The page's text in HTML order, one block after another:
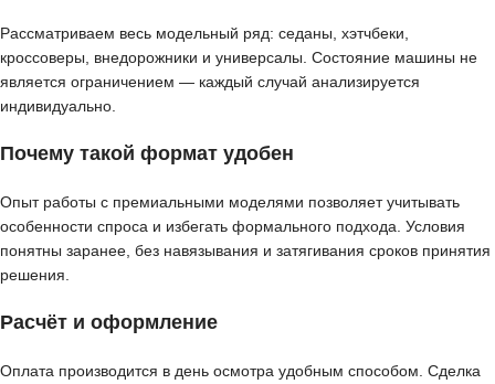
Рассматриваем весь модельный ряд: седаны, хэтчбеки,
кроссоверы, внедорожники и универсалы. Состояние машины не
является ограничением — каждый случай анализируется
индивидуально.
Почему такой формат удобен
Опыт работы с премиальными моделями позволяет учитывать
особенности спроса и избегать формального подхода. Условия
понятны заранее, без навязывания и затягивания сроков принятия
решения.
Расчёт и оформление
Оплата производится в день осмотра удобным способом. Сделка